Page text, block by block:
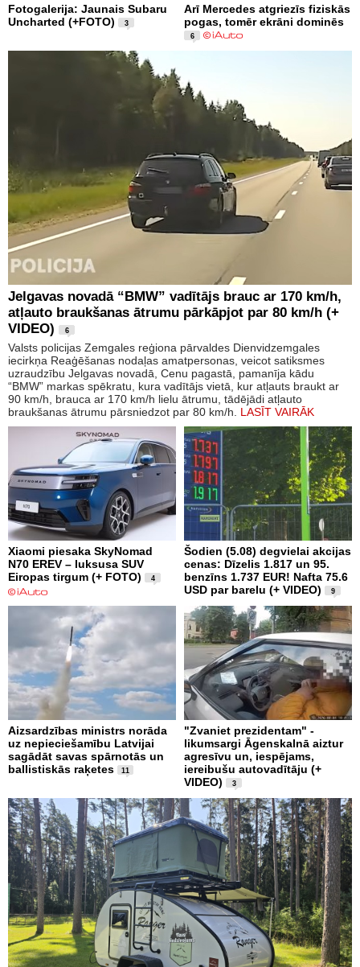
Fotogalerija: Jaunais Subaru
Uncharted (+FOTO)
3
Arī Mercedes atgriezīs fiziskās
pogas, tomēr ekrāni dominēs
6
Jelgavas novadā “BMW” vadītājs brauc ar 170 km/h,
atļauto braukšanas ātrumu pārkāpjot par 80 km/h (+
VIDEO)
6
Valsts policijas Zemgales reģiona pārvaldes Dienvidzemgales
iecirkņa Reaģēšanas nodaļas amatpersonas, veicot satiksmes
uzraudzību Jelgavas novadā, Cenu pagastā, pamanīja kādu
“BMW” markas spēkratu, kura vadītājs vietā, kur atļauts braukt ar
90 km/h, brauca ar 170 km/h lielu ātrumu, tādējādi atļauto
braukšanas ātrumu pārsniedzot par 80 km/h. LASĪT VAIRĀK
Xiaomi piesaka SkyNomad
N70 EREV – luksusa SUV
Eiropas tirgum (+ FOTO)
4
Šodien (5.08) degvielai akcijas
cenas: Dīzelis 1.817 un 95.
benzīns 1.737 EUR! Nafta 75.6
USD par barelu (+ VIDEO)
9
Aizsardzības ministrs norāda
uz nepieciešamību Latvijai
sagādāt savas spārnotās un
ballistiskās raķetes
11
"Zvaniet prezidentam" -
likumsargi Āgenskalnā aiztur
agresīvu un, iespējams,
iereibušu autovadītāju (+
VIDEO)
3